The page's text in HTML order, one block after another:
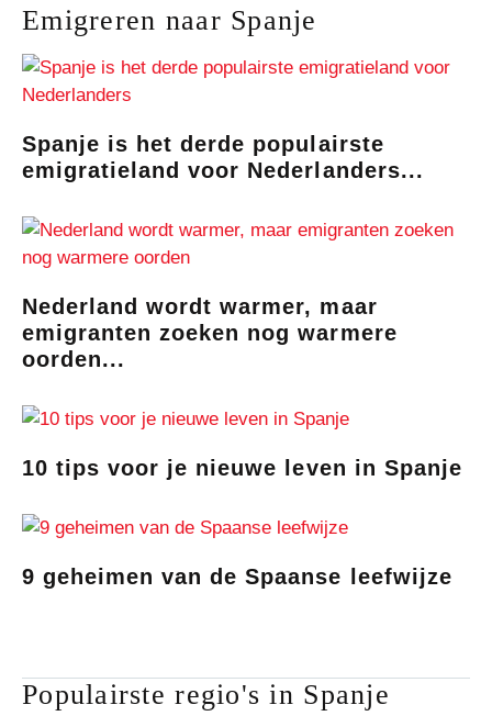
Emigreren naar Spanje
Spanje is het derde populairste
emigratieland voor Nederlanders...
Nederland wordt warmer, maar
emigranten zoeken nog warmere
oorden...
10 tips voor je nieuwe leven in Spanje
9 geheimen van de Spaanse leefwijze
Populairste regio's in Spanje